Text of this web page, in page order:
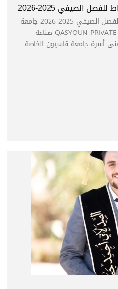
الصيفي 2025-2026
إعلان خاص بتسديد الأقساط للفصل الصيفي 2025-2026 جامعة
قاسيون الخاصة QASYOUN PRIVATE UNIVERSITY صناعة
أسرة جامعة قاسيون الخاصة